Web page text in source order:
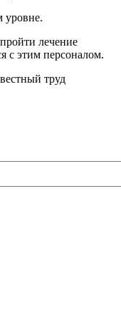
уровне.
лечение
с этим персоналом.
труд